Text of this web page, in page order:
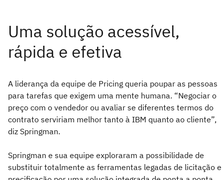
A liderança da equipe de Pricing queria poupar as pessoas
para tarefas que exigem uma mente humana. “Negociar o
preço com o vendedor ou avaliar se diferentes termos do
contrato serviriam melhor tanto à IBM quanto ao cliente”,
diz Springman.
Springman e sua equipe exploraram a possibilidade de
substituir totalmente as ferramentas legadas de licitação e